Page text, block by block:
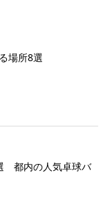
場所8選
都内の人気卓球バ